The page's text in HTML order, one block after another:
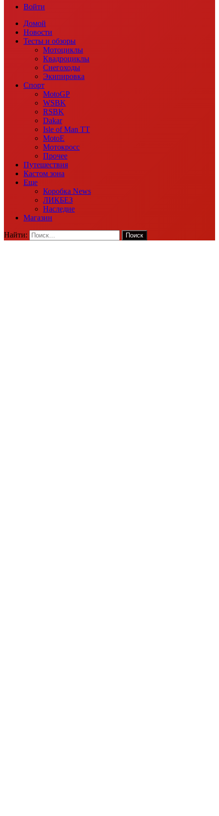
Войти
Домой
Новости
Тесты и обзоры
Мотоциклы
Квадроциклы
Снегоходы
Экипировка
Спорт
MotoGP
WSBK
RSBK
Dakar
Isle of Man TT
MotoE
Мотокросс
Прочее
Путешествия
Кастом зона
Еще
Коробка News
ЛИКБЕЗ
Наследие
Магазин
Найти: